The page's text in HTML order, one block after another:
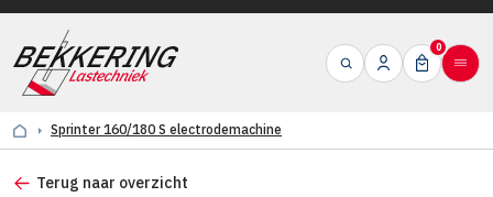
0
Sprinter 160/180 S electrodemachine
Terug naar overzicht